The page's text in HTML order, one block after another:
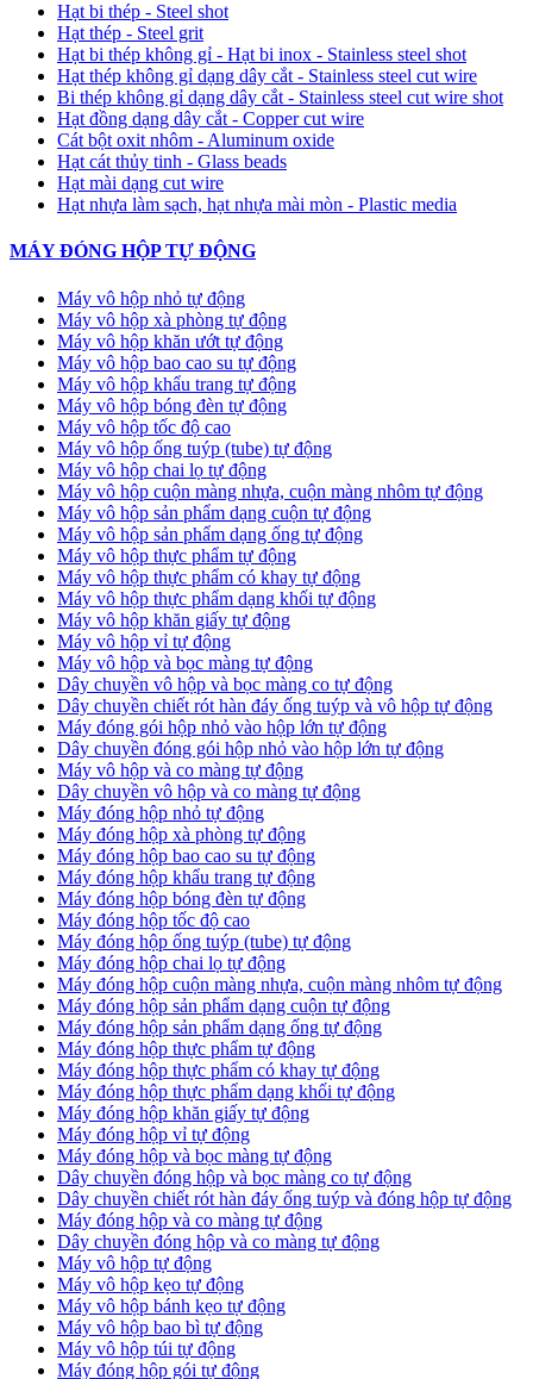
Hạt bi thép - Steel shot
Hạt thép - Steel grit
Hạt bi thép không gỉ - Hạt bi inox - Stainless steel shot
Hạt thép không gỉ dạng dây cắt - Stainless steel cut wire
Bi thép không gỉ dạng dây cắt - Stainless steel cut wire shot
Hạt đồng dạng dây cắt - Copper cut wire
Cát bột oxit nhôm - Aluminum oxide
Hạt cát thủy tinh - Glass beads
Hạt mài dạng cut wire
Hạt nhựa làm sạch, hạt nhựa mài mòn - Plastic media
MÁY ĐÓNG HỘP TỰ ĐỘNG
Máy vô hộp nhỏ tự động
Máy vô hộp xà phòng tự động
Máy vô hộp khăn ướt tự động
Máy vô hộp bao cao su tự động
Máy vô hộp khẩu trang tự động
Máy vô hộp bóng đèn tự động
Máy vô hộp tốc độ cao
Máy vô hộp ống tuýp (tube) tự động
Máy vô hộp chai lọ tự động
Máy vô hộp cuộn màng nhựa, cuộn màng nhôm tự động
Máy vô hộp sản phẩm dạng cuộn tự động
Máy vô hộp sản phẩm dạng ống tự động
Máy vô hộp thực phẩm tự động
Máy vô hộp thực phẩm có khay tự động
Máy vô hộp thực phẩm dạng khối tự động
Máy vô hộp khăn giấy tự động
Máy vô hộp vỉ tự động
Máy vô hộp và bọc màng tự động
Dây chuyền vô hộp và bọc màng co tự động
Dây chuyền chiết rót hàn đáy ống tuýp và vô hộp tự động
Máy đóng gói hộp nhỏ vào hộp lớn tự động
Dây chuyền đóng gói hộp nhỏ vào hộp lớn tự động
Máy vô hộp và co màng tự động
Dây chuyền vô hộp và co màng tự động
Máy đóng hộp nhỏ tự động
Máy đóng hộp xà phòng tự động
Máy đóng hộp bao cao su tự động
Máy đóng hộp khẩu trang tự động
Máy đóng hộp bóng đèn tự động
Máy đóng hộp tốc độ cao
Máy đóng hộp ống tuýp (tube) tự động
Máy đóng hộp chai lọ tự động
Máy đóng hộp cuộn màng nhựa, cuộn màng nhôm tự động
Máy đóng hộp sản phẩm dạng cuộn tự động
Máy đóng hộp sản phẩm dạng ống tự động
Máy đóng hộp thực phẩm tự động
Máy đóng hộp thực phẩm có khay tự động
Máy đóng hộp thực phẩm dạng khối tự động
Máy đóng hộp khăn giấy tự động
Máy đóng hộp vỉ tự động
Máy đóng hộp và bọc màng tự động
Dây chuyền đóng hộp và bọc màng co tự động
Dây chuyền chiết rót hàn đáy ống tuýp và đóng hộp tự động
Máy đóng hộp và co màng tự động
Dây chuyền đóng hộp và co màng tự động
Máy vô hộp tự động
Máy vô hộp kẹo tự động
Máy vô hộp bánh kẹo tự động
Máy vô hộp bao bì tự động
Máy vô hộp túi tự động
Máy đóng hộp gói tự động